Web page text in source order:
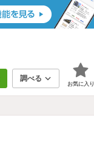
調べる
お気に入り